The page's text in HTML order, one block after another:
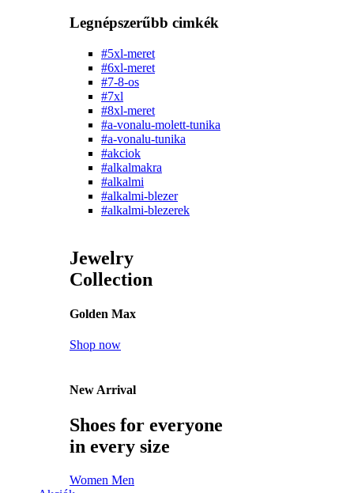
Legnépszerűbb cimkék
#5xl-meret
#6xl-meret
#7-8-os
#7xl
#8xl-meret
#a-vonalu-molett-tunika
#a-vonalu-tunika
#akciok
#alkalmakra
#alkalmi
#alkalmi-blezer
#alkalmi-blezerek
Jewelry
Collection
Golden Max
Shop now
New Arrival
Shoes for everyone
in every size
Women Men